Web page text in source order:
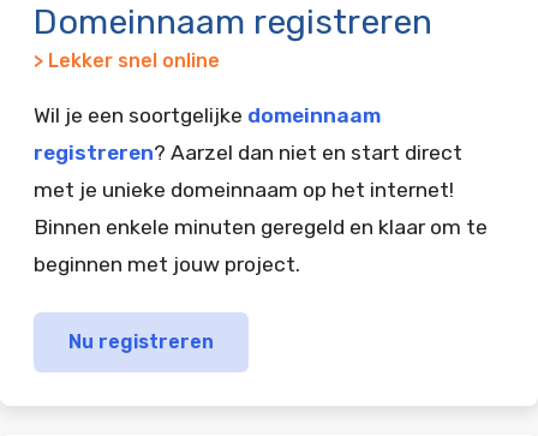
Domeinnaam registreren
> Lekker snel online
Wil je een soortgelijke domeinnaam
registreren? Aarzel dan niet en start direct
met je unieke domeinnaam op het internet!
Binnen enkele minuten geregeld en klaar om te
beginnen met jouw project.
Nu registreren